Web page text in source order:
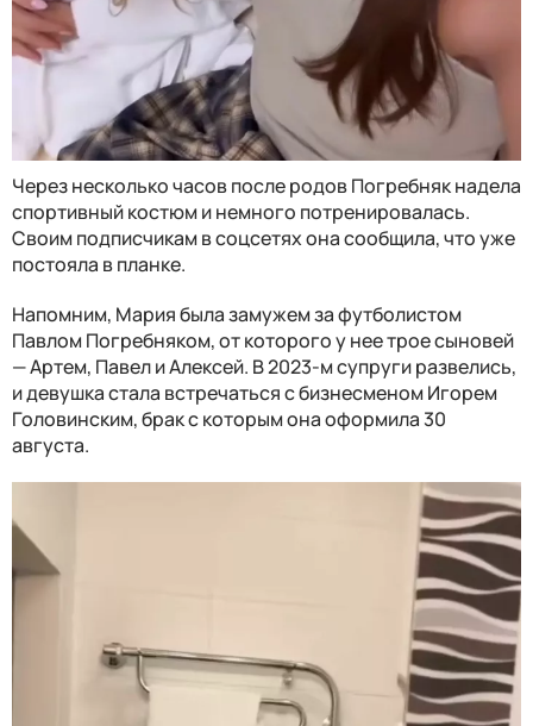
Через несколько часов после родов Погребняк надела
спортивный костюм и немного потренировалась.
Своим подписчикам в соцсетях она сообщила, что уже
постояла в планке.
Напомним, Мария была замужем за футболистом
Павлом Погребняком, от которого у нее трое сыновей
— Артем, Павел и Алексей. В 2023-м супруги развелись,
и девушка стала встречаться с бизнесменом Игорем
Головинским, брак с которым она оформила 30
августа.